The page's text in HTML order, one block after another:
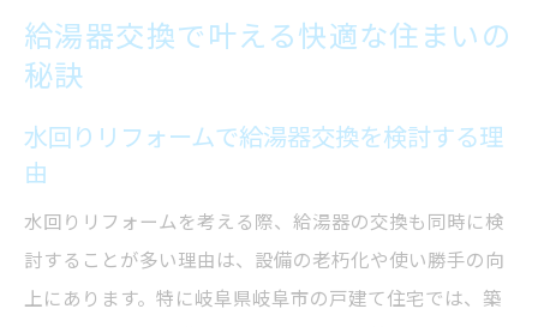
給湯器交換で叶える快適な住まいの
秘訣
水回りリフォームで給湯器交換を検討する理
由
水回りリフォームを考える際、給湯器の交換も同時に検
討することが多い理由は、設備の老朽化や使い勝手の向
上にあります。特に岐阜県岐阜市の戸建て住宅では、築